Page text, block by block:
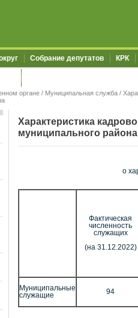
Собрание депутатов КРК
органе / Муниципальная служба /
Характеристика
муниципального района
о
Фактическая
численность
служащих
(на 31.12.2022)
Муниципальные
служащие
94